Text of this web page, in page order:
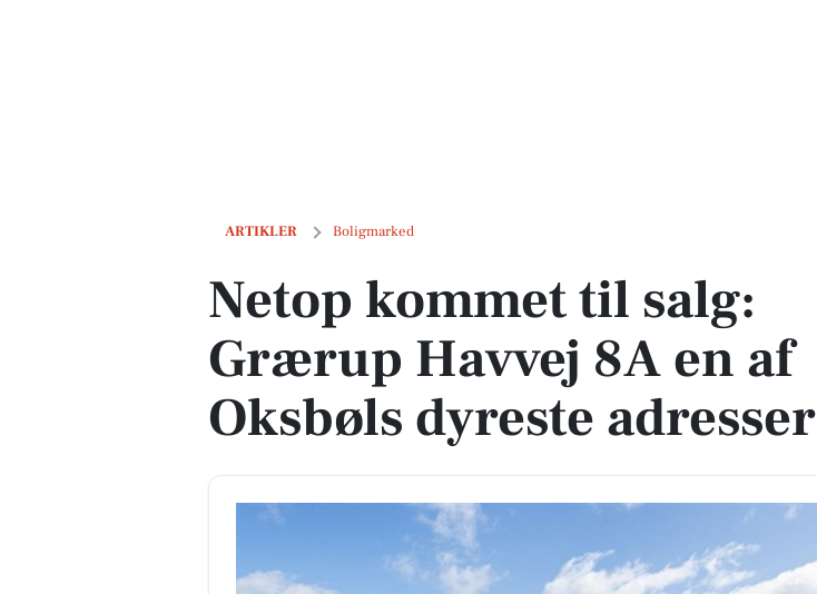
ARTIKLER Boligmarked
Netop kommet til salg: Grærup Havvej 8A en af Oksbøls dyreste adresser
Netop kommet til salg:
Grærup Havvej 8A en af
Oksbøls dyreste adresser